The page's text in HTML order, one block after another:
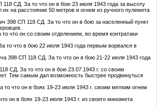
118 СД. За то что он в бою 23 июля 1943 года за высоту
на расстояние 50 метров и огнем из ручного пулемета
398 СП 118 СД. За то что он в бою за населенный пункт
что он со своим отделением, во время контратаки
то что в бою 22 июля 1943 года первым ворвался в
398 СП 118 СД. За то что он в бою 21-22 июля 1943 года
СД. За то что он в бою 23.07.1943 г. со своим
Тем самым дал возможность быстрее продвинуться
то что он в боях 19-23 июля 1943 г. своим метким огнем
он в боях 19-23 июля 1943 г. из своего миномета